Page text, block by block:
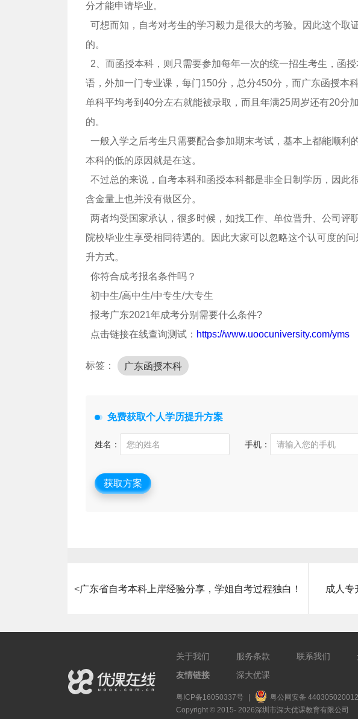
分才能申请毕业。
可想而知，自考对考生的学习毅力是很大的考验。因此这个取
的。
2、而函授本科，则只需要参加每年一次的统一招生考生，函
语，外加一门专业课，每门150分，总分450分，而广东函授本
单科平均考到40分左右就能被录取，而且年满25周岁还有20分
的。
一般入学之后考生只需要配合参加期末考试，基本上都能顺利
本科的低的原因就是在这。
不过总的来说，自考本科和函授本科都是非全日制学历，因此
含金量上也并没有做区分。
两者均受国家承认，很多时候，如找工作、单位晋升、公司评
院校毕业生享受相同待遇的。因此大家可以忽略这个认可度的
升方式。
你符合成考报名条件吗？
初中生/高中生/中专生/大专生
报考广东2021年成考分别需要什么条件?
点击链接在线查询测试： https://www.uoocuniversity.com/yms
标签： 广东函授本科
免费获取个人学历提升方案
姓名： 手机：
获取方案
<广东省自考本科上岸经验分享，学姐自考过程独白！ 成人专
关于我们 服务条款 联系我们
友情链接
深大优课
粤ICP备16050337号 粤公网安备
Copyright © 2015- 2026深圳市深大优课教育有限公司